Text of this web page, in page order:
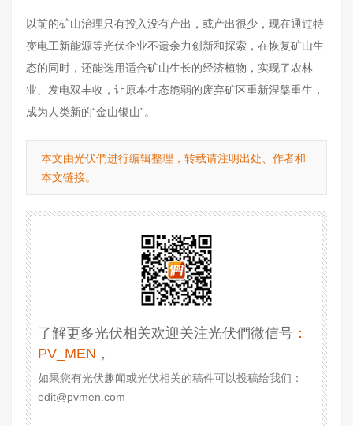
以前的矿山治理只有投入没有产出，或产出很少，现在通过特
变电工新能源等光伏企业不遗余力创新和探索，在恢复矿山生
态的同时，还能选用适合矿山生长的经济植物，实现了农林
业、发电双丰收，让原本生态脆弱的废弃矿区重新涅槃重生，
成为人类新的“金山银山”。
本文由光伏們进行编辑整理，转载请注明出处、作者和
本文链接。
了解更多光伏相关欢迎关注光伏們微信号 ：
PV_MEN ，
如果您有光伏趣闻或光伏相关的稿件可以投稿给我们：
edit@pvmen.com